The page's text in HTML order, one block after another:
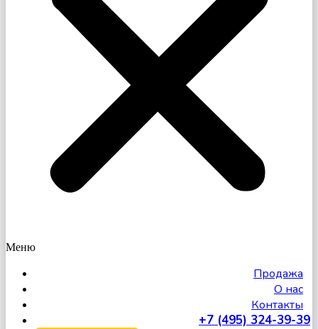
Меню
Продажа
О нас
Контакты
+7 (495) 324-39-39